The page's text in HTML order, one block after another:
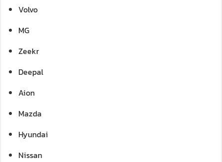
Volvo
MG
Zeekr
Deepal
Aion
Mazda
Hyundai
Nissan